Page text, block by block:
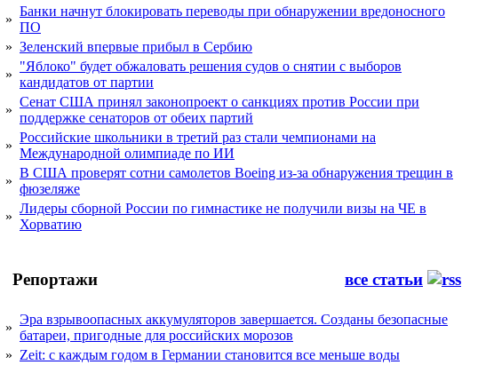
»
Банки начнут блокировать переводы при обнаружении вредоносного
ПО
» Зеленский впервые прибыл в Сербию
»
"Яблоко" будет обжаловать решения судов о снятии с выборов
кандидатов от партии
»
Сенат США принял законопроект о санкциях против России при
поддержке сенаторов от обеих партий
»
Российские школьники в третий раз стали чемпионами на
Международной олимпиаде по ИИ
»
В США проверят сотни самолетов Boeing из-за обнаружения трещин в
фюзеляже
»
Лидеры сборной России по гимнастике не получили визы на ЧЕ в
Хорватию
Репортажи все статьи
»
Эра взрывоопасных аккумуляторов завершается. Созданы безопасные
батареи, пригодные для российских морозов
» Zeit: с каждым годом в Германии становится все меньше воды